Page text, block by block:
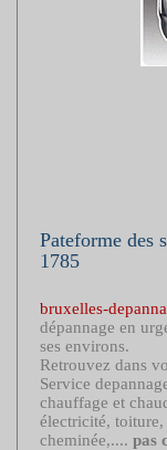
Pateforme des
1785
bruxelles-
dépannage en
ses environs.
Retrouvez dans
Service
chauffage et
électricité,
cheminée,.... pas